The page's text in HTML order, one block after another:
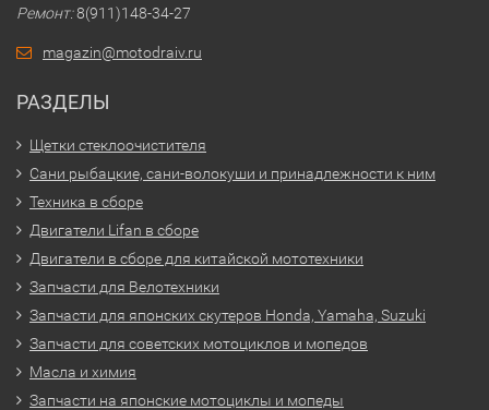
Ремонт:8(911)148-34-27
magazin@motodraiv.ru
РАЗДЕЛЫ
Щетки стеклоочистителя
Сани рыбацкие, сани-волокуши и принадлежности к ним
Техника в сборе
Двигатели Lifan в сборе
Двигатели в сборе для китайской мототехники
Запчасти для Велотехники
Запчасти для японских скутеров Honda, Yamaha, Suzuki
Запчасти для советских мотоциклов и мопедов
Масла и химия
Запчасти на японские мотоциклы и мопеды